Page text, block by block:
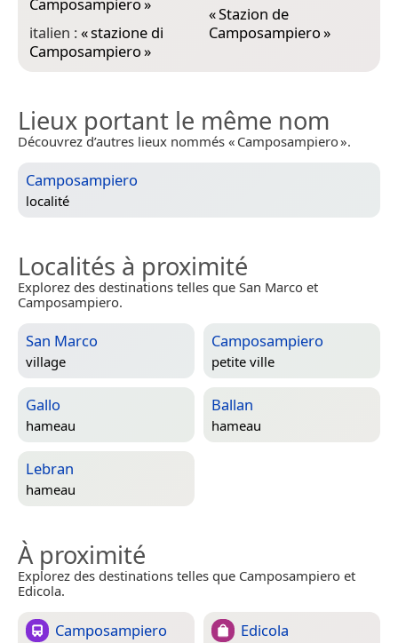
italien :«stazione di
Camposampiero»
«Stazion de
Camposampiero»
Lieux portant le même nom
Découvrez d’autres lieux nommés « Camposampiero ».
Camposampiero
localité
Localités à proximité
Explorez des destinations telles que San Marco et
Camposampiero.
San Marco
village
Camposampiero
petite ville
Gallo
hameau
Ballan
hameau
Lebran
hameau
À proximité
Explorez des destinations telles que Camposampiero et
Edicola.
Camposampiero Edicola